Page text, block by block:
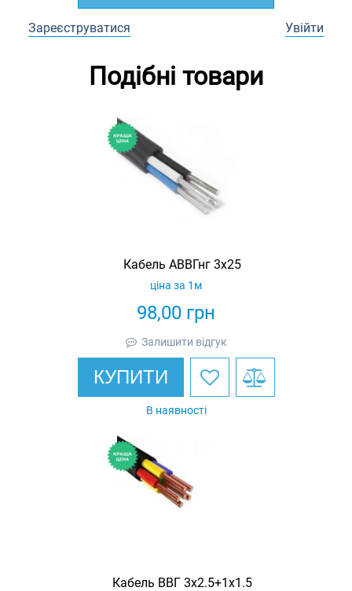
Зареєструватися Увійти
Подібні товари
Кабель АВВГнг 3х25
98,00 грн
ціна за 1м
Залишити відгук
КУПИТИ
В наявності
Кабель ВВГ 3х2.5+1х1.5